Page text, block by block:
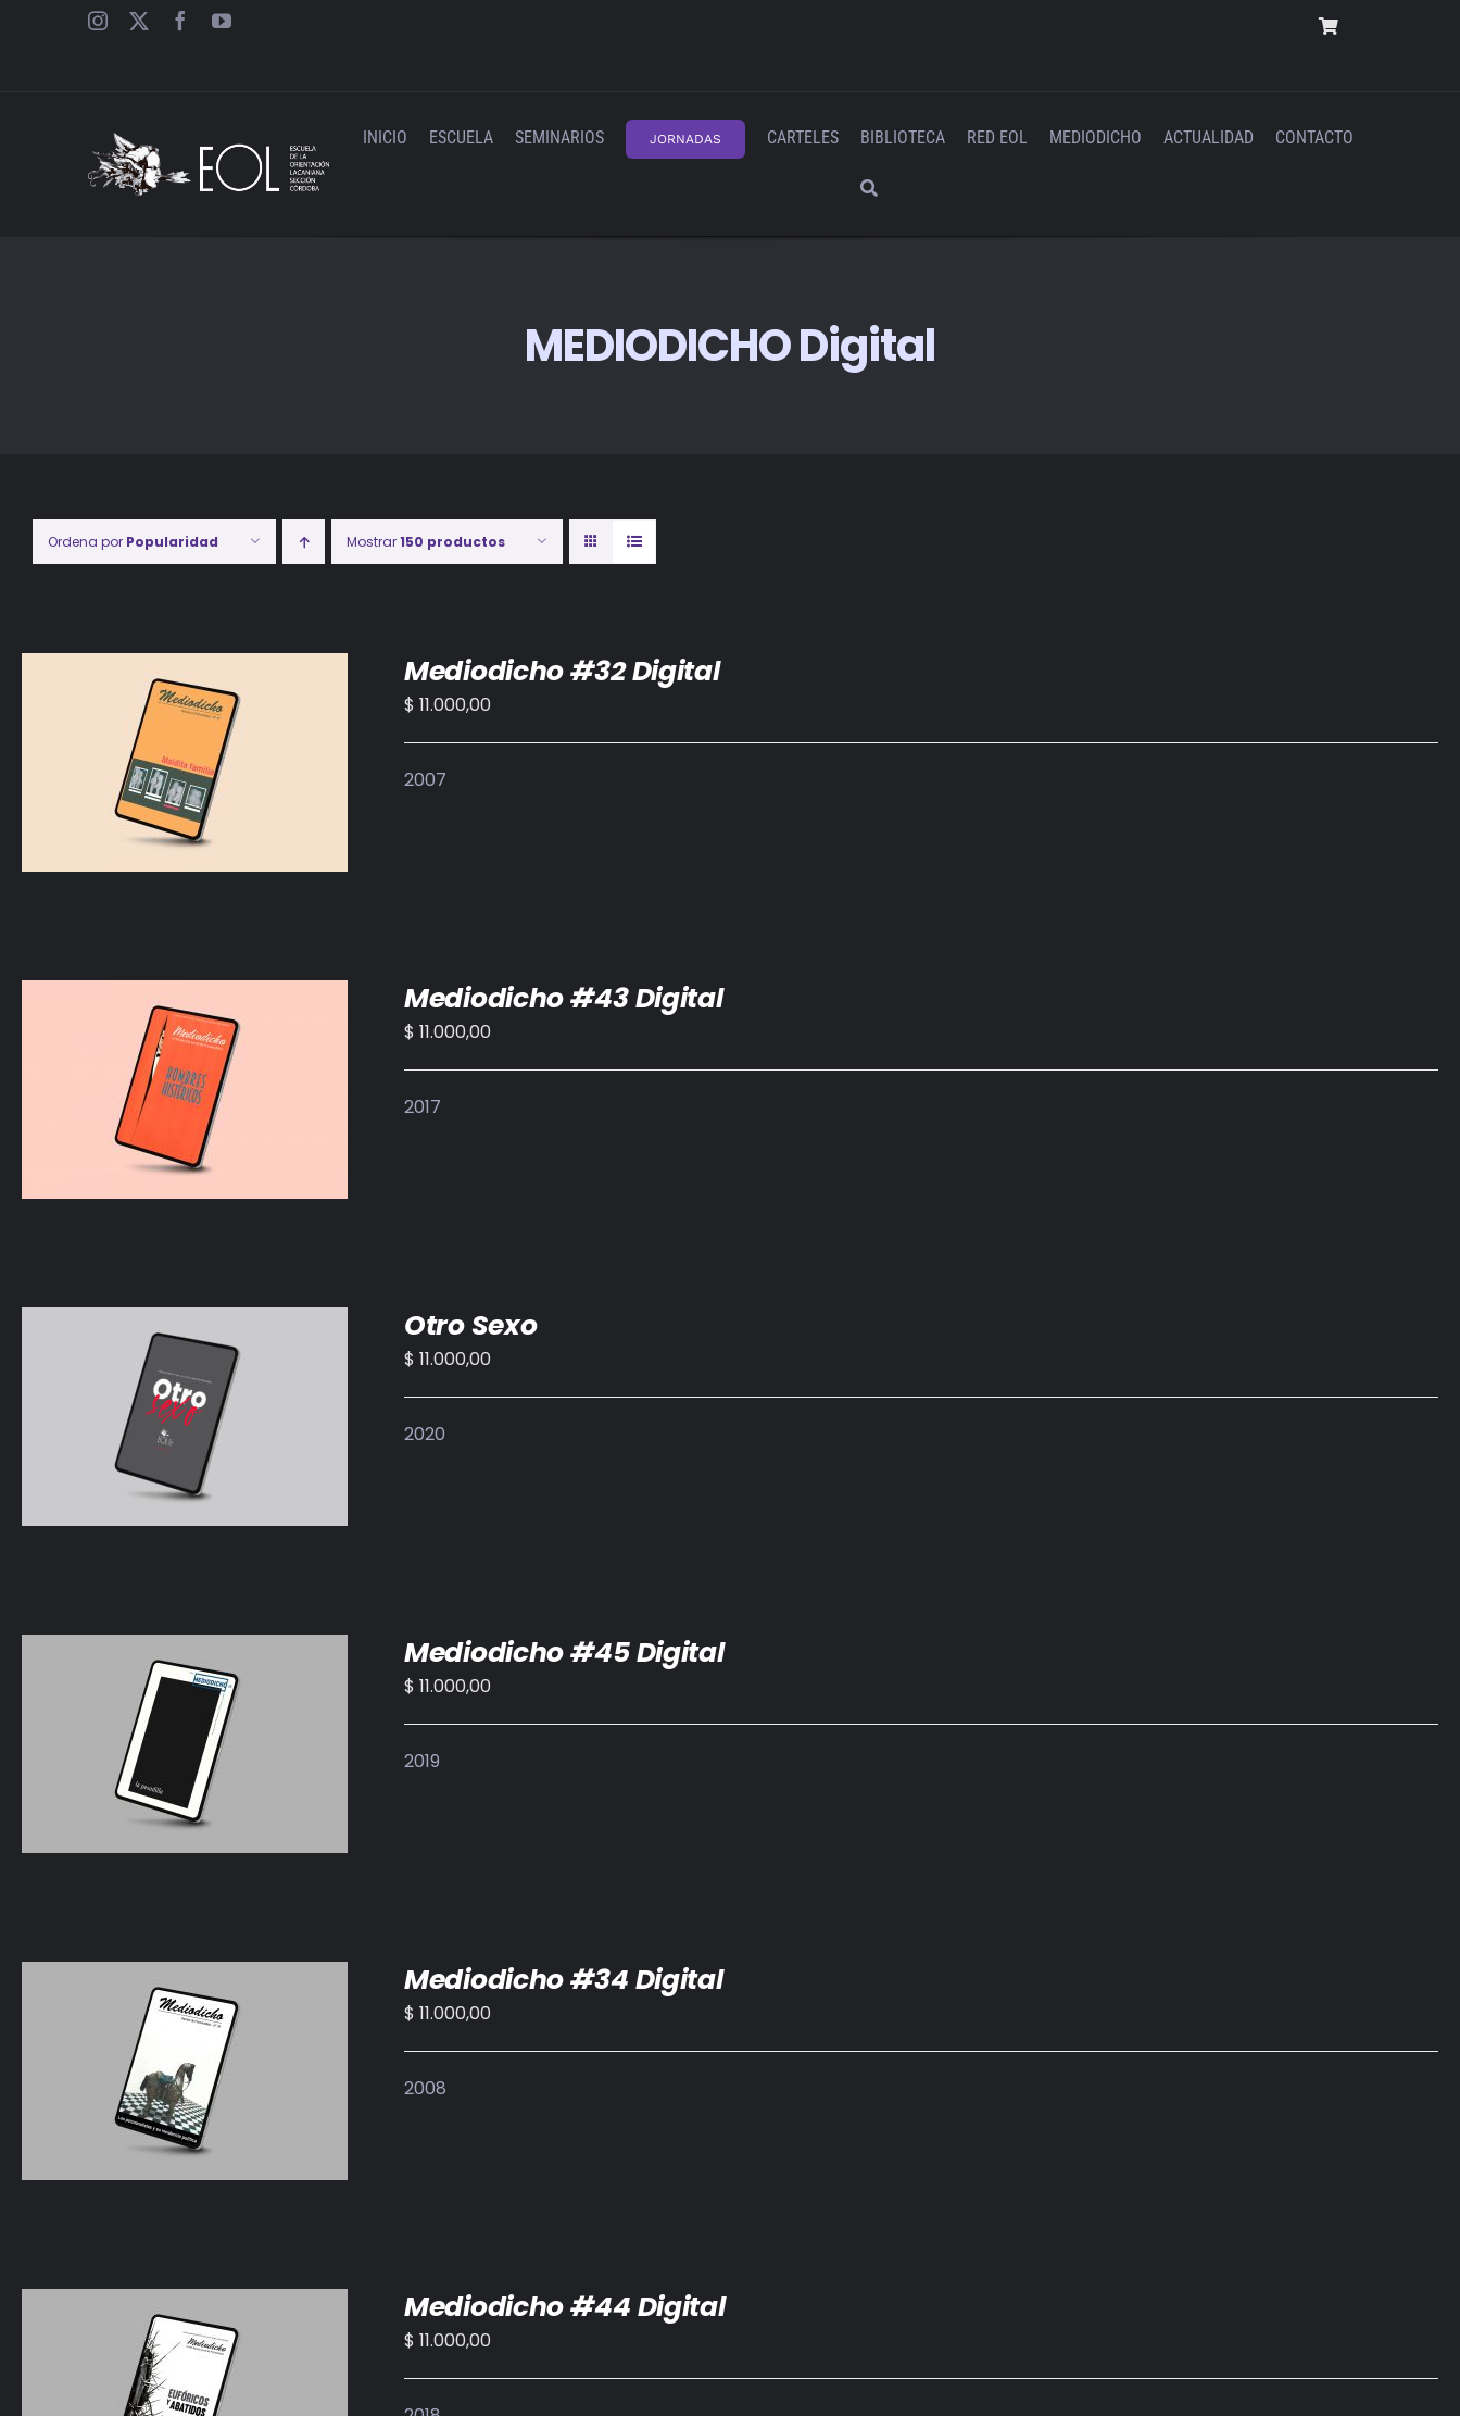
INICIO ESCUELA SEMINARIOS JORNADAS CARTELES BIBLIOTECA RED EOL MEDIODICHO ACTUALIDAD CONTACTO
MEDIODICHO Digital
Ordena por Popularidad Mostrar150 productos
AÑADIR AL CARRITO /
Mediodicho #32 Digital
$ 11.000,00
2007
AÑADIR AL CARRITO /
Mediodicho #43 Digital
$ 11.000,00
2017
AÑADIR AL CARRITO /
Otro Sexo
$ 11.000,00
2020
AÑADIR AL CARRITO /
Mediodicho #45 Digital
$ 11.000,00
2019
AÑADIR AL CARRITO /
Mediodicho #34 Digital
$ 11.000,00
2008
AÑADIR AL CARRITO /
Mediodicho #44 Digital
$ 11.000,00